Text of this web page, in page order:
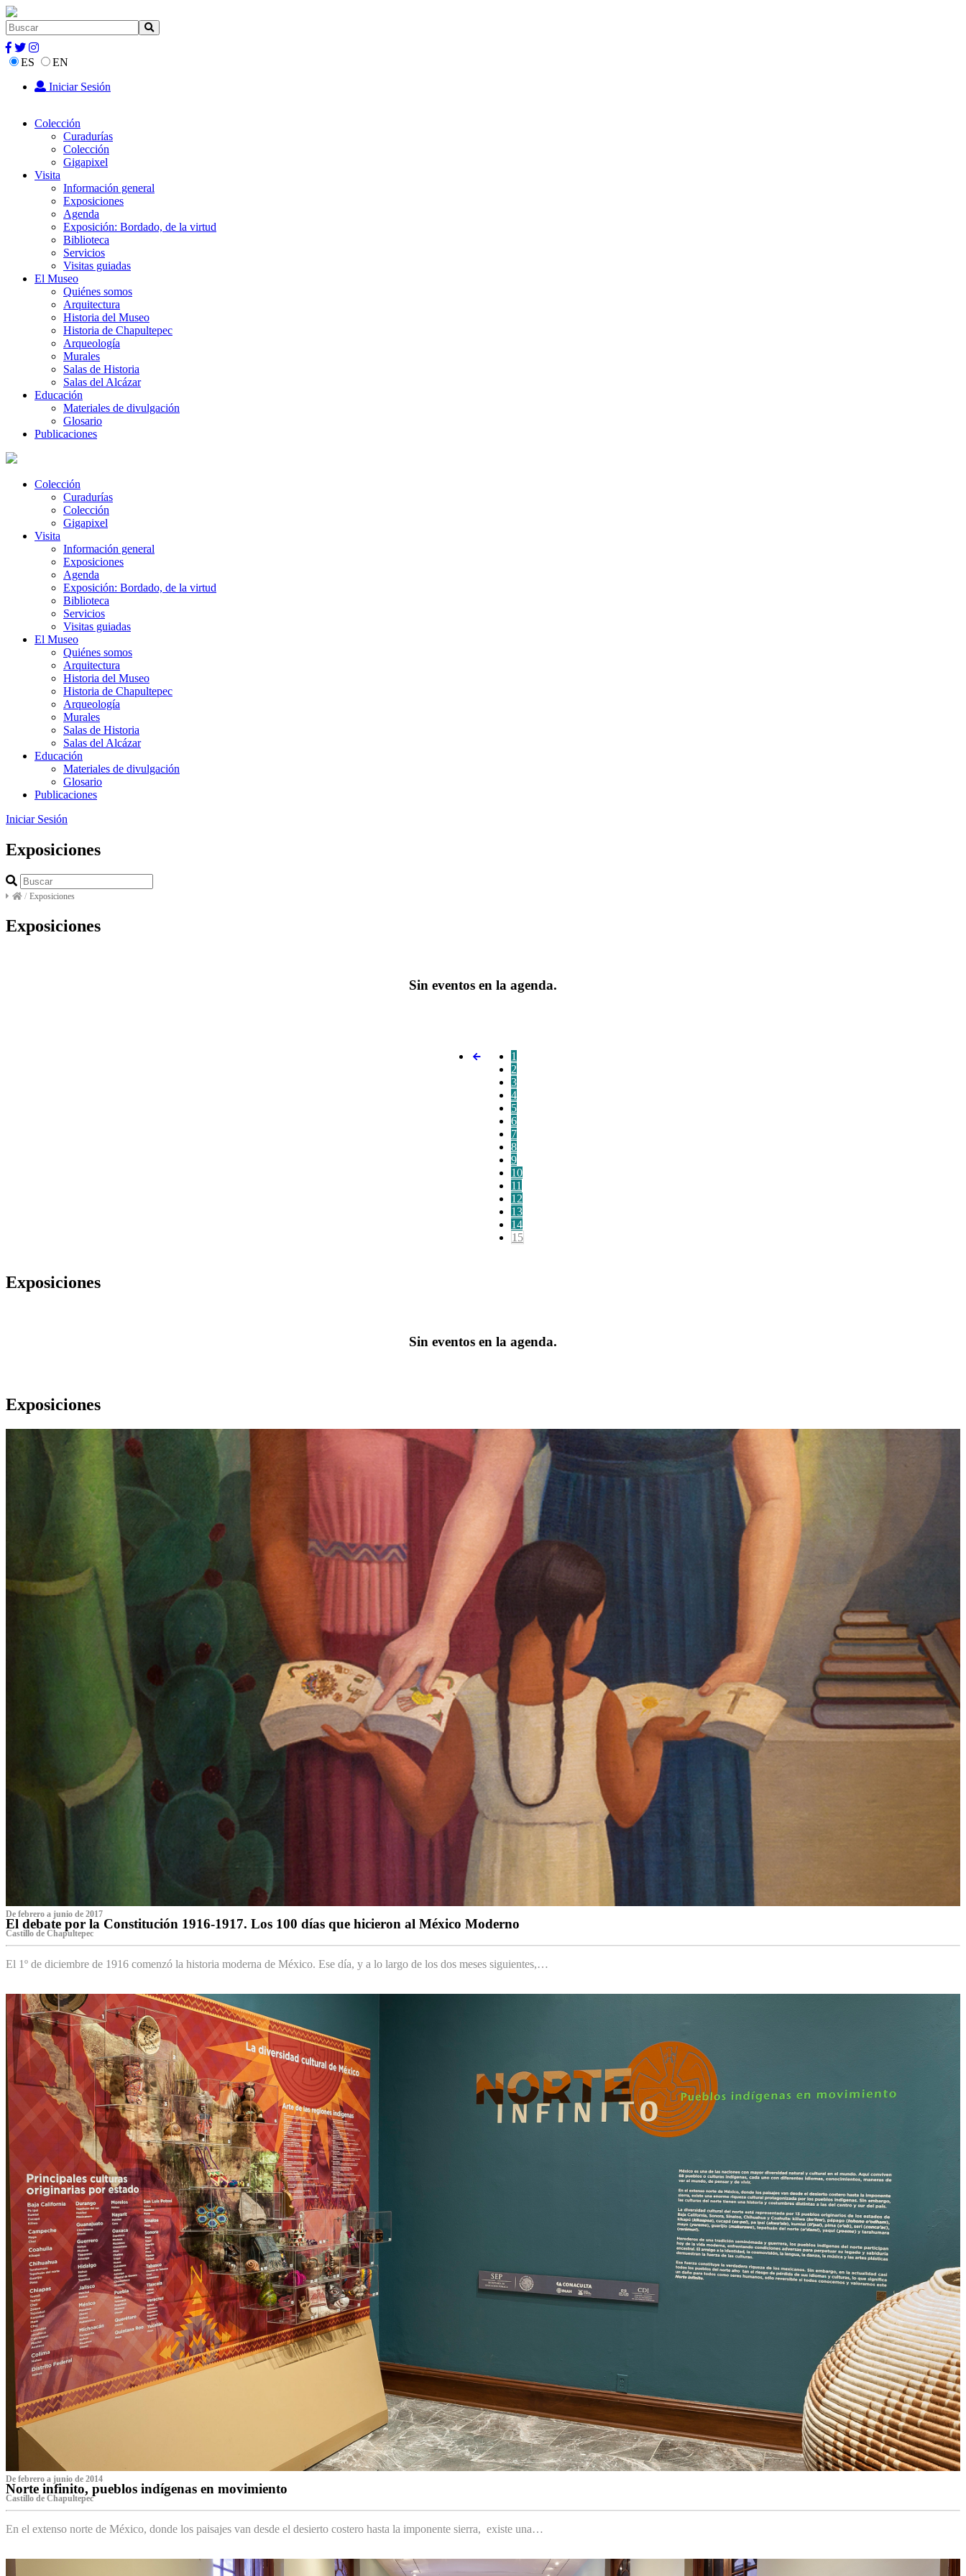
ES
EN
Iniciar Sesión
Colección
Curadurías
Colección
Gigapixel
Visita
Información general
Exposiciones
Agenda
Exposición: Bordado, de la virtud
Biblioteca
Servicios
Visitas guiadas
El Museo
Quiénes somos
Arquitectura
Historia del Museo
Historia de Chapultepec
Arqueología
Murales
Salas de Historia
Salas del Alcázar
Educación
Materiales de divulgación
Glosario
Publicaciones
Colección
Curadurías
Colección
Gigapixel
Visita
Información general
Exposiciones
Agenda
Exposición: Bordado, de la virtud
Biblioteca
Servicios
Visitas guiadas
El Museo
Quiénes somos
Arquitectura
Historia del Museo
Historia de Chapultepec
Arqueología
Murales
Salas de Historia
Salas del Alcázar
Educación
Materiales de divulgación
Glosario
Publicaciones
Iniciar Sesión
Exposiciones
/ Exposiciones
Exposiciones
Sin eventos en la agenda.
1
2
3
4
5
6
7
8
9
10
11
12
13
14
15
Exposiciones
Sin eventos en la agenda.
Exposiciones
De febrero a junio de 2017
El debate por la Constitución 1916-1917. Los 100 días que hicieron al México Moderno
Castillo de Chapultepec
El 1º de diciembre de 1916 comenzó la historia moderna de México. Ese día, y a lo largo de los dos meses siguientes,…
De febrero a junio de 2014
Norte infinito, pueblos indígenas en movimiento
Castillo de Chapultepec
En el extenso norte de México, donde los paisajes van desde el desierto costero hasta la imponente sierra, existe una…